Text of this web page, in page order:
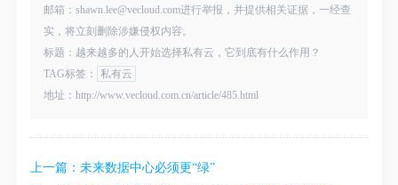
邮箱：shawn.lee@vecloud.com进行举报，并提供相关证据，一经查
实，将立刻删除涉嫌侵权内容。
标题：越来越多的人开始选择私有云，它到底有什么作用？
TAG标签：
私有云
地址：http://www.vecloud.com.cn/article/485.html
上一篇：未来数据中心必须更“绿”